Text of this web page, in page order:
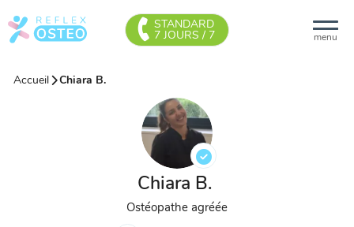
menu
STANDARD
7 JOURS / 7
Accueil Chiara B.
Chiara B.
Ostéopathe agréée